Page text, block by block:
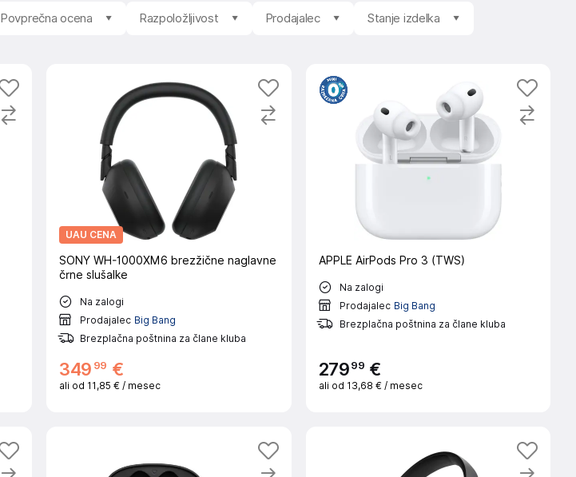
Povprečna ocena Razpoložljivost Prodajalec Stanje izdelka
UAU CENA
SONY WH-1000XM6 brezžične naglavne
črne slušalke
Na zalogi
Prodajalec Big Bang
Brezplačna poštnina za člane kluba
349 99 €
ali od 11,85 € / mesec
APPLE AirPods Pro 3 (TWS)
Na zalogi
Prodajalec Big Bang
Brezplačna poštnina za člane kluba
27999 €
ali od 13,68 € / mesec